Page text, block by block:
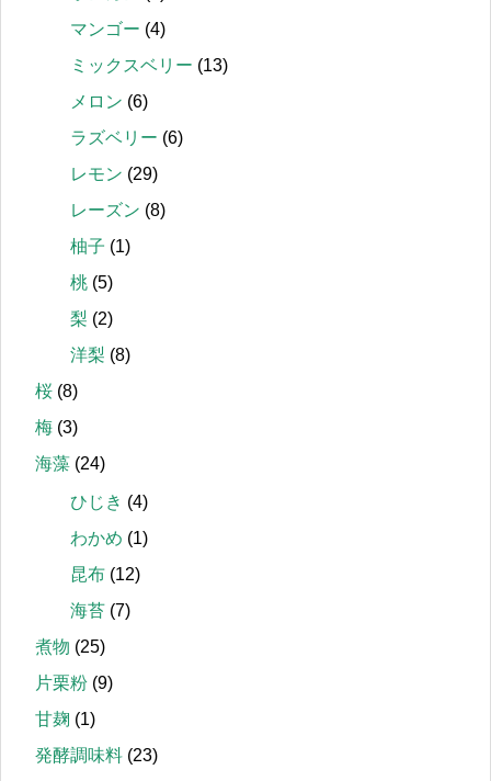
マンゴー (4)
ミックスベリー (13)
メロン (6)
ラズベリー (6)
レモン (29)
レーズン (8)
柚子 (1)
桃 (5)
梨 (2)
洋梨 (8)
桜 (8)
梅 (3)
海藻 (24)
ひじき (4)
わかめ (1)
昆布 (12)
海苔 (7)
煮物 (25)
片栗粉 (9)
甘麹 (1)
発酵調味料 (23)